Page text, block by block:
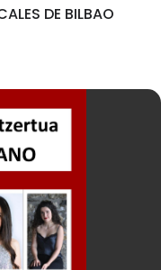
DE BILBAO